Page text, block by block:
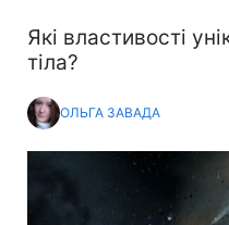
Які властивості
тіла?
ОЛЬГА ЗАВАДА